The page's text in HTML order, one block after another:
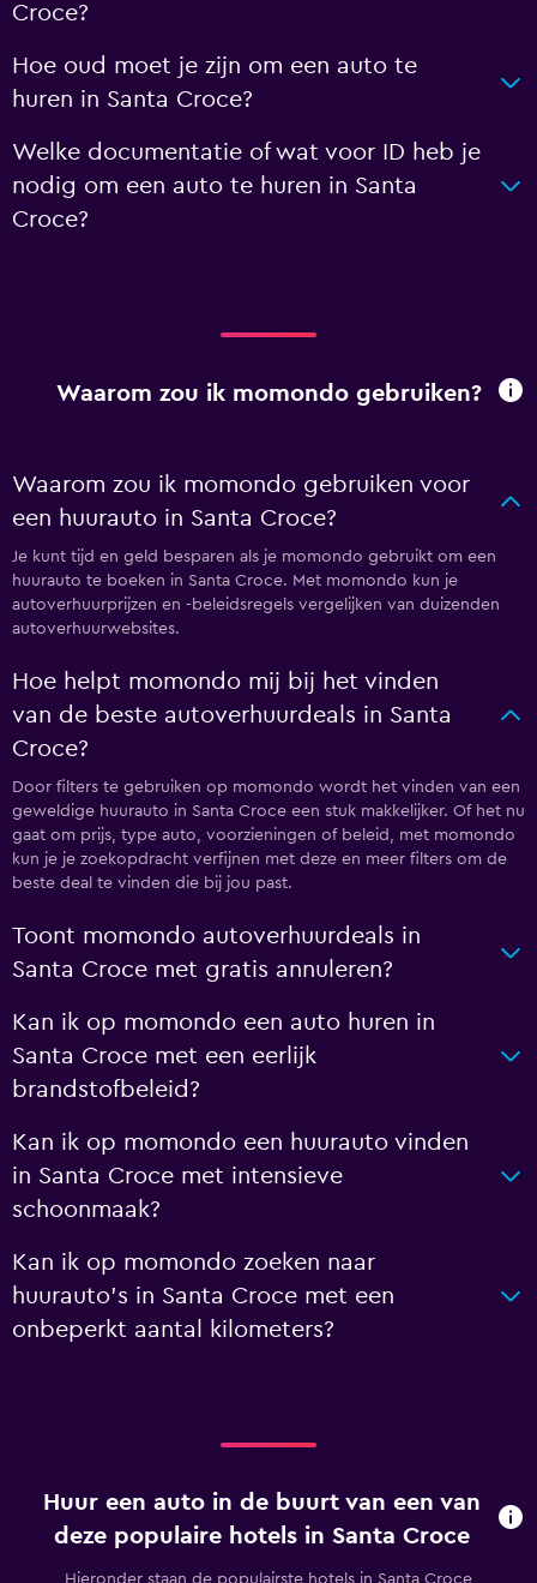
Croce?
Hoe oud moet je zijn om een auto te
huren in Santa Croce?
Welke documentatie of wat voor ID heb je
nodig om een auto te huren in Santa
Croce?
Waarom zou ik momondo gebruiken?
Waarom zou ik momondo gebruiken voor
een huurauto in Santa Croce?
Je kunt tijd en geld besparen als je momondo gebruikt om een
huurauto te boeken in Santa Croce. Met momondo kun je
autoverhuurprijzen en -beleidsregels vergelijken van duizenden
autoverhuurwebsites.
Hoe helpt momondo mij bij het vinden
van de beste autoverhuurdeals in Santa
Croce?
Door filters te gebruiken op momondo wordt het vinden van een
geweldige huurauto in Santa Croce een stuk makkelijker. Of het nu
gaat om prijs, type auto, voorzieningen of beleid, met momondo
kun je je zoekopdracht verfijnen met deze en meer filters om de
beste deal te vinden die bij jou past.
Toont momondo autoverhuurdeals in
Santa Croce met gratis annuleren?
Kan ik op momondo een auto huren in
Santa Croce met een eerlijk
brandstofbeleid?
Kan ik op momondo een huurauto vinden
in Santa Croce met intensieve
schoonmaak?
Kan ik op momondo zoeken naar
huurauto's in Santa Croce met een
onbeperkt aantal kilometers?
Huur een auto in de buurt van een van
deze populaire hotels in Santa Croce
Hieronder staan de populairste hotels in Santa Croce